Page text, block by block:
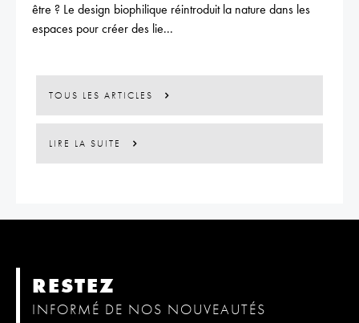
être ? Le design biophilique réintroduit la nature dans les
espaces pour créer des lie...
TOUS LES ARTICLES
LIRE LA SUITE
RESTEZ
INFORMÉ DE NOS NOUVEAUTÉS